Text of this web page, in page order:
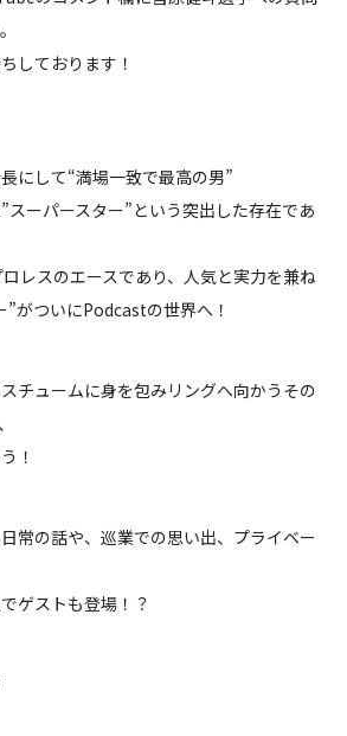
しております！
にして“満場一致で最高の男”
スーパースター”という突出した存在であ
レスのエースであり、人気と実力を兼ね
がついにPodcastの世界へ！
チュームに身を包みリングへ向かうその
！
常の話や、巡業での思い出、プライベー
ゲストも登場！？